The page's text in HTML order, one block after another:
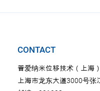
CONTACT
普爱纳米位移技术（上海
上海市龙东大道3000号